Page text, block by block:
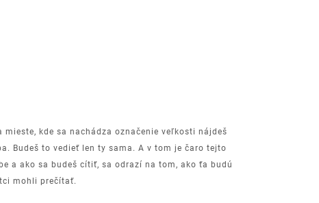
mieste, kde sa nachádza označenie veľkosti nájdeš
Budeš to vedieť len ty sama. A v tom je čaro tejto
a ako sa budeš cítiť, sa odrazí na tom, ako ťa budú
mohli prečítať.